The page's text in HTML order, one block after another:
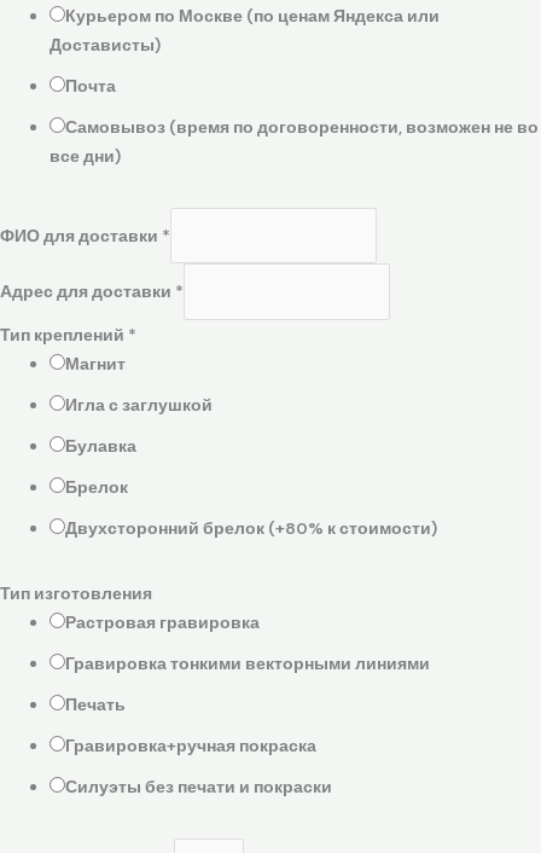
Курьером по Москве (по ценам Яндекса или
Достависты)
Почта
Самовывоз (время по договоренности, возможен не во
все дни)
ФИО для доставки *
Адрес для доставки *
Тип креплений *
Магнит
Игла с заглушкой
Булавка
Брелок
Двухсторонний брелок (+80% к стоимости)
Тип изготовления
Растровая гравировка
Гравировка тонкими векторными линиями
Печать
Гравировка+ручная покраска
Силуэты без печати и покраски